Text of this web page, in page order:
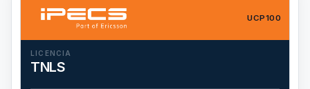
UCP100
LICENCIA
TNLS